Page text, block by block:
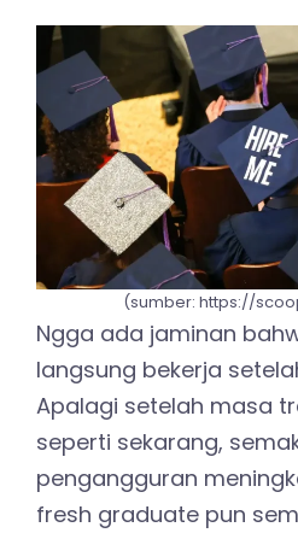
(sumber: https://
Ngga ada jaminan
langsung bekerja
Apalagi setelah masa
seperti sekarang,
pengangguran
fresh graduate pun